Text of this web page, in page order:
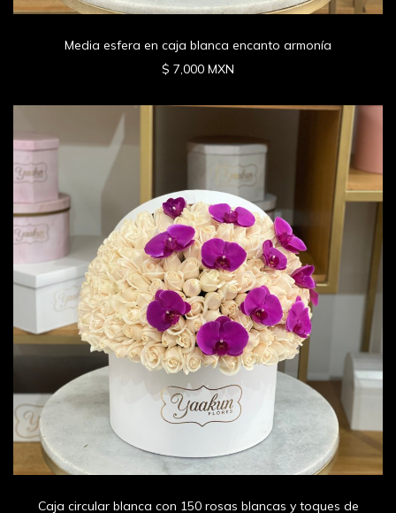
Media esfera en caja blanca encanto armonía
$ 7,000 MXN
Caja circular blanca con 150 rosas blancas y toques de